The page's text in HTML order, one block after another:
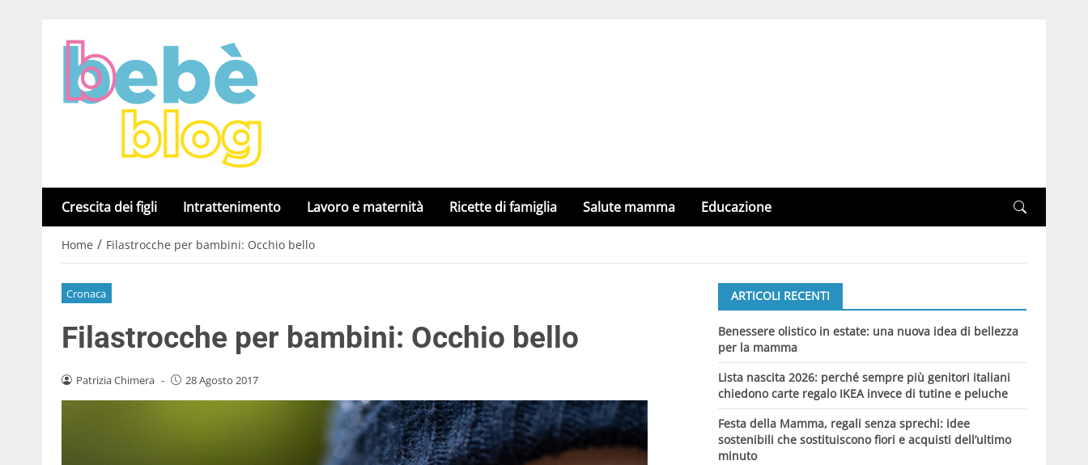
Crescita dei figli Intrattenimento Lavoro e maternità Ricette di famiglia Salute mamma Educazione
Home / Filastrocche per bambini: Occhio bello
Cronaca
Filastrocche per bambini: Occhio bello
Patrizia Chimera - 28 Agosto 2017
ARTICOLI RECENTI
Benessere olistico in estate: una nuova idea di bellezza
per la mamma
Lista nascita 2026: perché sempre più genitori italiani
chiedono carte regalo IKEA invece di tutine e peluche
Festa della Mamma, regali senza sprechi: idee
sostenibili che sostituiscono fiori e acquisti dell’ultimo
minuto